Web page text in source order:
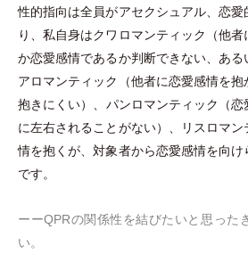
性的指向は全員がアセクシュアル、恋
り、私自身はクワロマンティック
（他者
か恋愛感情であるか判断できない、ある
アロマンティック
（他者に恋愛感情を
抱きにくい） 、パンロマンティック （恋
に左右されることがない） 、リスロマ
情を抱くが、対象者から恋愛感情を向
です。
ーーQPRの関係性を結びたいと思った
い。